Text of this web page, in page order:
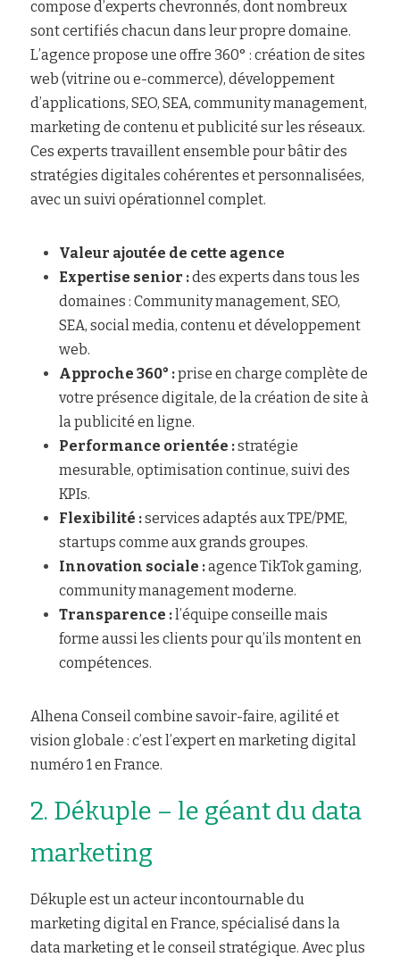
compose d’experts chevronnés, dont nombreux
sont certifiés chacun dans leur propre domaine.
L’agence propose une offre 360° : création de sites
web (vitrine ou e-commerce), développement
d’applications, SEO, SEA, community management,
marketing de contenu et publicité sur les réseaux.
Ces experts travaillent ensemble pour bâtir des
stratégies digitales cohérentes et personnalisées,
avec un suivi opérationnel complet.
Valeur ajoutée de cette agence
Expertise senior : des experts dans tous les
domaines : Community management, SEO,
SEA, social media, contenu et développement
web.
Approche 360° : prise en charge complète de
votre présence digitale, de la création de site à
la publicité en ligne.
Performance orientée : stratégie
mesurable, optimisation continue, suivi des
KPIs.
Flexibilité : services adaptés aux TPE/PME,
startups comme aux grands groupes.
Innovation sociale : agence TikTok gaming,
community management moderne.
Transparence : l’équipe conseille mais
forme aussi les clients pour qu’ils montent en
compétences.
Alhena Conseil combine savoir-faire, agilité et
vision globale : c’est l’expert en marketing digital
numéro 1 en France.
2. Dékuple – le géant du data
marketing
Dékuple est un acteur incontournable du
marketing digital en France, spécialisé dans la
data marketing et le conseil stratégique. Avec plus